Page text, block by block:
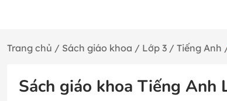
Trang chủ / Sách giáo khoa / Lớp 3 / Tiếng Anh
Sách giáo khoa Tiếng Anh